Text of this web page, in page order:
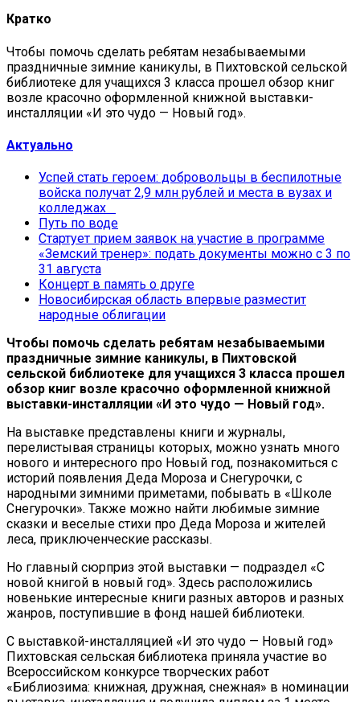
Кратко
Чтобы помочь сделать ребятам незабываемыми
праздничные зимние каникулы, в Пихтовской сельской
библиотеке для учащихся 3 класса прошел обзор книг
возле красочно оформленной книжной выставки-
инсталляции «И это чудо — Новый год».
Актуально
Успей стать героем: добровольцы в беспилотные
войска получат 2,9 млн рублей и места в вузах и
колледжах
Путь по воде
Стартует прием заявок на участие в программе
«Земский тренер»: подать документы можно с 3 по
31 августа
Концерт в память о друге
Новосибирская область впервые разместит
народные облигации
Чтобы помочь сделать ребятам незабываемыми
праздничные зимние каникулы, в Пихтовской
сельской библиотеке для учащихся 3 класса прошел
обзор книг возле красочно оформленной книжной
выставки-инсталляции «И это чудо — Новый год».
На выставке представлены книги и журналы,
перелистывая страницы которых, можно узнать много
нового и интересного про Новый год, познакомиться с
историй появления Деда Мороза и Снегурочки, с
народными зимними приметами, побывать в «Школе
Снегурочки». Также можно найти любимые зимние
сказки и веселые стихи про Деда Мороза и жителей
леса, приключенческие рассказы.
Но главный сюрприз этой выставки — подраздел «С
новой книгой в новый год». Здесь расположились
новенькие интересные книги разных авторов и разных
жанров, поступившие в фонд нашей библиотеки.
С выставкой-инсталляцией «И это чудо — Новый год»
Пихтовская сельская библиотека приняла участие во
Всероссийском конкурсе творческих работ
«Библиозима: книжная, дружная, снежная» в номинации